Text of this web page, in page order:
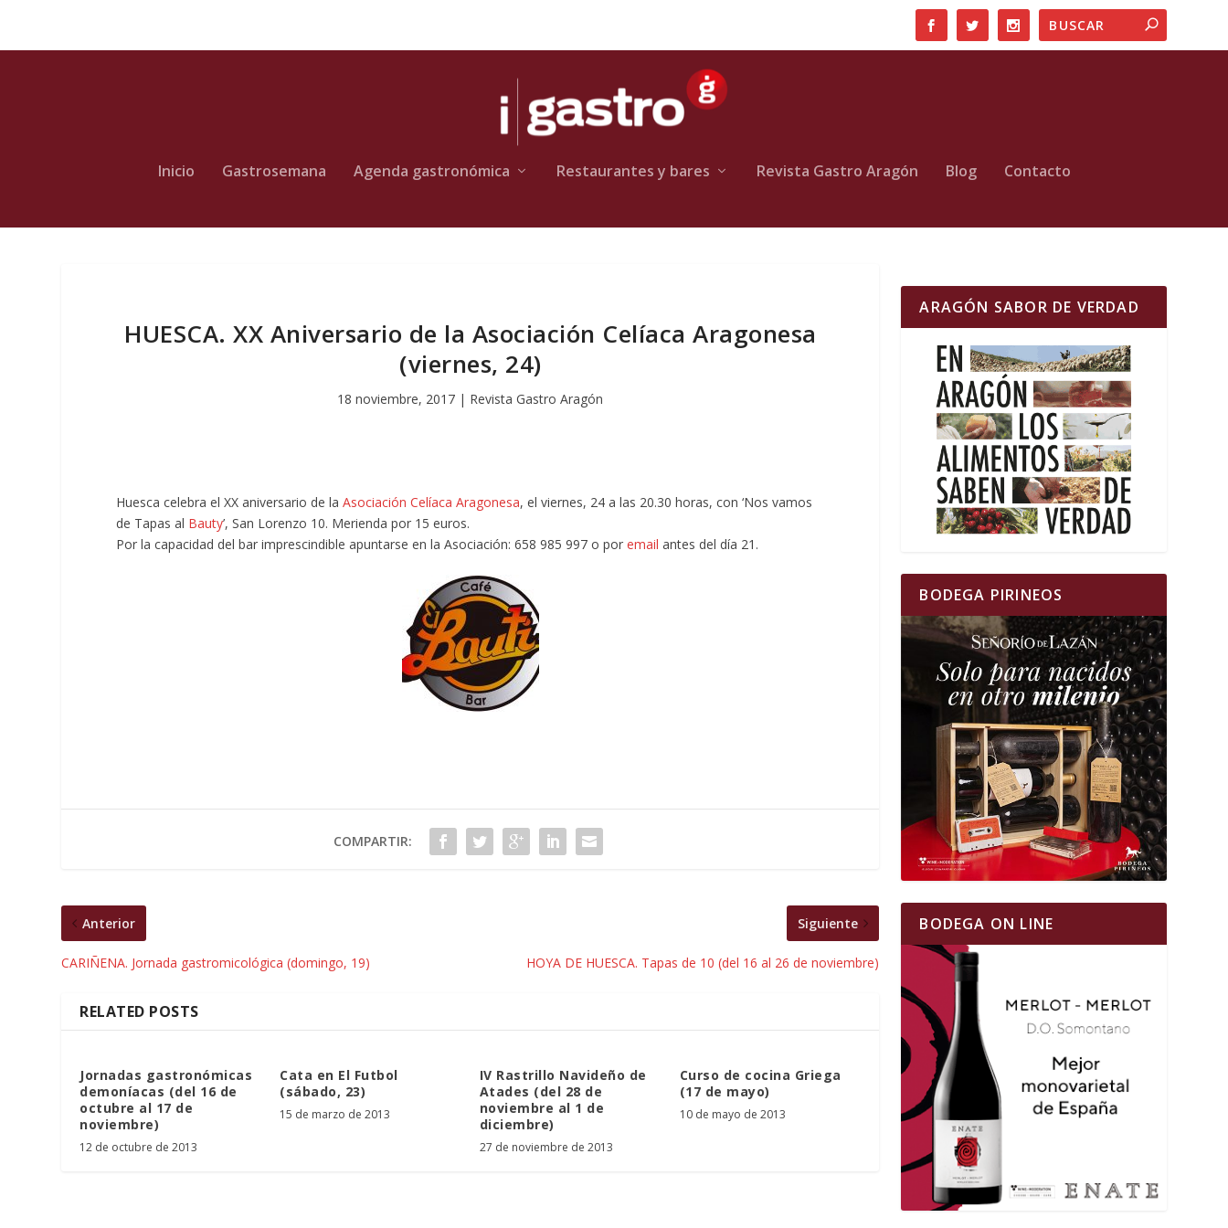
Inicio Gastrosemana Agenda gastronómica Restaurantes y bares Revista Gastro Aragón Blog Contacto
HUESCA. XX Aniversario de la Asociación Celíaca Aragonesa
(viernes, 24)
18 noviembre, 2017 | Revista Gastro Aragón
Huesca celebra el XX aniversario de laAsociación Celíaca Aragonesa, el viernes, 24 a las 20.30 horas, con ‘Nos vamos
de Tapas al Bauty’, San Lorenzo 10. Merienda por 15 euros.
Por la capacidad del bar imprescindible apuntarse en la Asociación: 658 985 997 o poremail antes del día 21.
COMPARTIR:
Anterior
CARIÑENA. Jornada gastromicológica (domingo, 19)
Siguiente
HOYA DE HUESCA. Tapas de 10 (del 16 al 26 de noviembre)
RELATED POSTS
Jornadas gastronómicas
demoníacas (del 16 de
octubre al 17 de
noviembre)
12 de octubre de 2013
Cata en El Futbol
(sábado, 23)
15 de marzo de 2013
IV Rastrillo Navideño de
Atades (del 28 de
noviembre al 1 de
diciembre)
27 de noviembre de 2013
Curso de cocina Griega
(17 de mayo)
10 de mayo de 2013
ARAGÓN SABOR DE VERDAD
BODEGA PIRINEOS
BODEGA ON LINE